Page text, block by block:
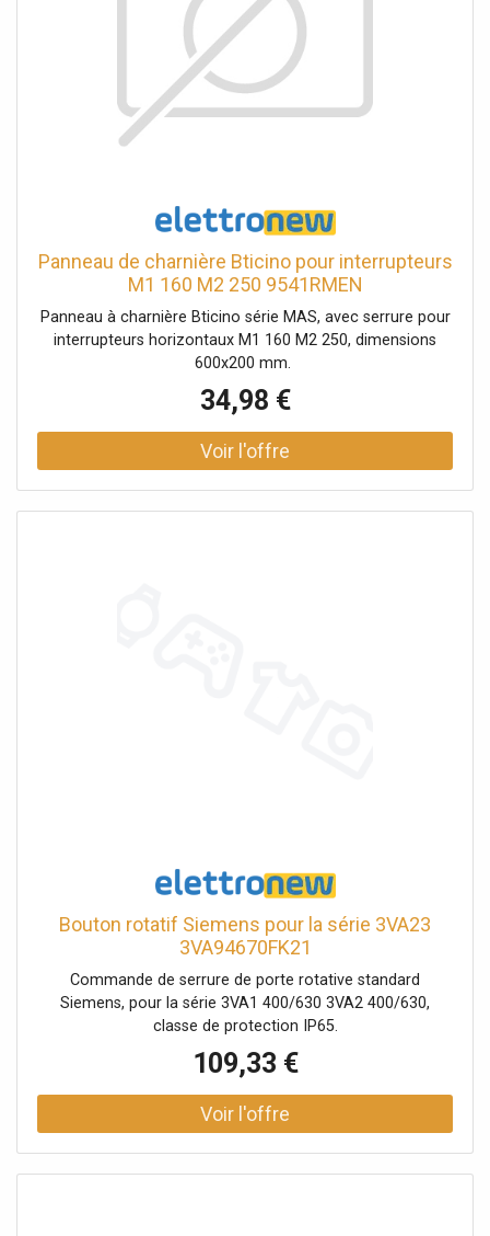
Panneau de charnière Bticino pour interrupteurs
M1 160 M2 250 9541RMEN
Panneau à charnière Bticino série MAS, avec serrure pour
interrupteurs horizontaux M1 160 M2 250, dimensions
600x200 mm.
34,98 €
Bouton rotatif Siemens pour la série 3VA23
3VA94670FK21
Commande de serrure de porte rotative standard
Siemens, pour la série 3VA1 400/630 3VA2 400/630,
classe de protection IP65.
109,33 €